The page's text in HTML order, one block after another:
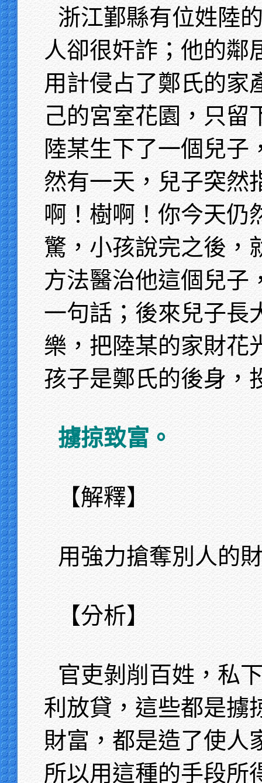
浙江鄞縣有位姓陸
人卻很奸詐；他的鄰
用計侵占了鄭氏的家
己的宮室花園，只留
陸某生下了一個兒子
然有一天，兒子突然
啊！樹啊！你今天仍
驚，小孩說完之後，
方法醫治他這個兒子
一句話；後來兒子長
樂，把陸某的家財花
孩子是鄭氏的後身，
擄掠致富。
【解釋】
用強力搶奪別人的
【分析】
官吏剝削百姓，私
利放貸，這些都是擄
財富，都是造了使人
所以用這種的手段所